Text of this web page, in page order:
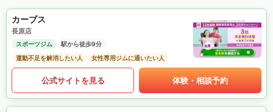
カーブス
長原店
スポーツジム
駅から徒歩9分
運動不足を解消したい人
女性専用ジムに通いたい人
公式サイトを見る 体験・相談予約